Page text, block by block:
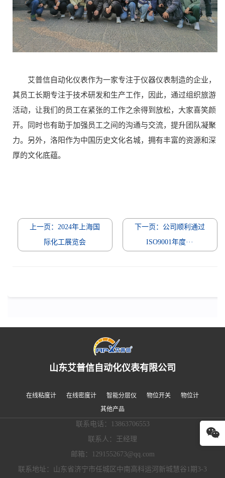
艾普信自动化仪表作为一家专注于仪器仪表制造的企业，
其员工长期专注于技术研发和生产工作，因此，通过组织旅游
活动，让我们的员工在紧张的工作之余得到放松，大家喜笑颜
开。同时也有助于加强员工之间的沟通与交流，提升团队凝聚
力。另外，洛阳作为中国历史文化名城，拥有丰富的资源和深
厚的文化底蕴。
上一页：2024年上海国
际化工展览会
下一页：公司顺利通过
ISO9001年度···
山东艾普信自动化仪表有限公司
在线粘度计 在线密度计 智能分层仪 物位开关
物位计
其他产品
联系电话：13863706553
联系人：王经理
邮箱：1291552673@qq.com
联系地址：山东省济宁市任城区中南高科运河新城慧谷1期3-3